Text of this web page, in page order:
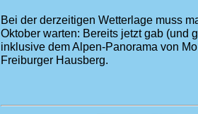
Bei der derzeitigen Wetterlage muss
Oktober warten: Bereits jetzt gab (und
inklusive dem Alpen-Panorama von
Freiburger Hausberg.